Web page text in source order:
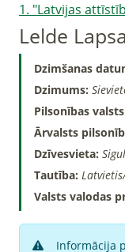
1. "Latvijas
Lelde Lapsa
Dzimšanas
Dzimums:
Pilsonības
Ārvalsts
Dzīvesvieta:
Tautība:
Valsts valodas
Informācija